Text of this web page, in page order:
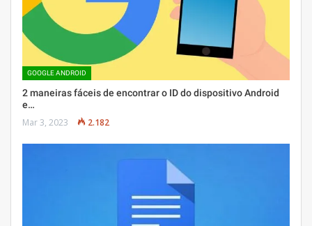
GOOGLE ANDROID
2 maneiras fáceis de encontrar o ID do dispositivo Android
e…
Mar 3, 2023 2.182